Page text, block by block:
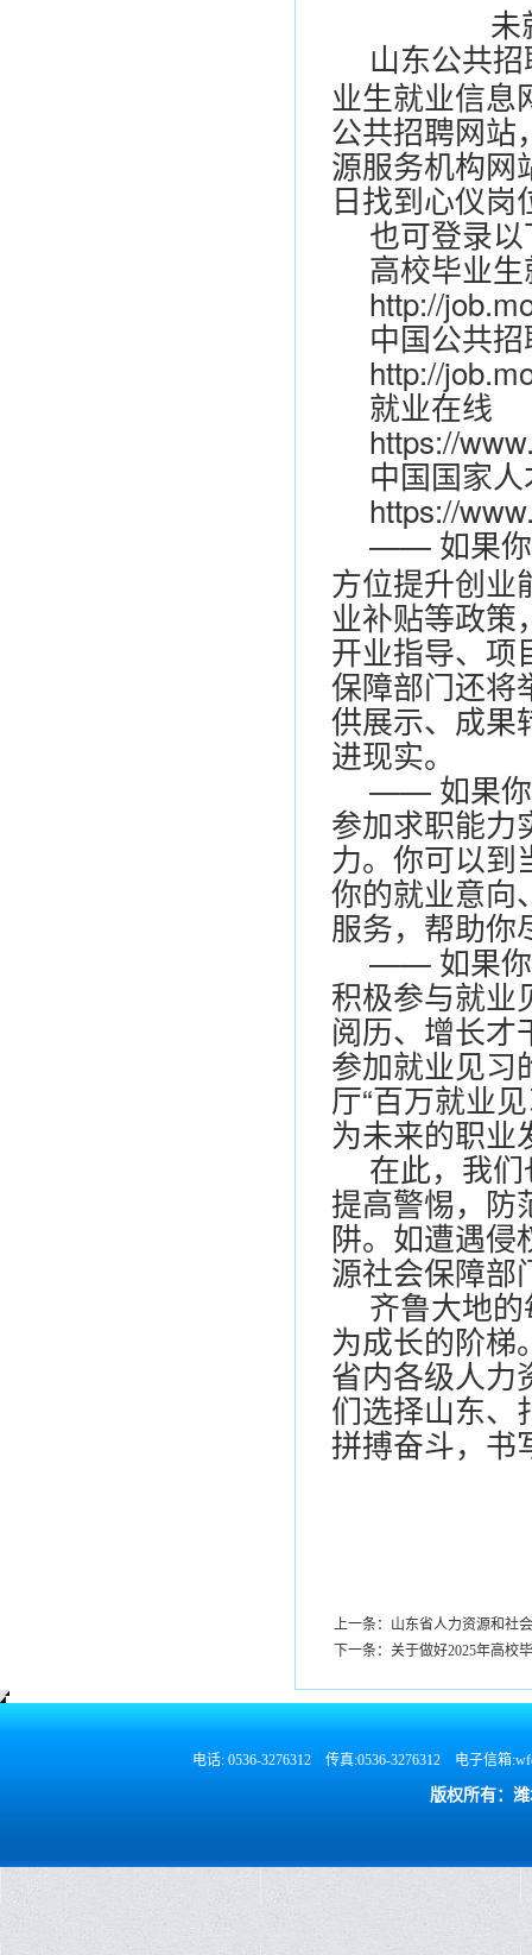
未
山东公共
业生就业信息
公共招聘网站
源服务机构网
日找到心仪岗
也可登录
高校毕业
http://
中国公共
http://
就业在线
https://
中国国家
https://
—— 如果你
方位提升创业
业补贴等政策
开业指导、项
保障部门还将
供展示、成果
进现实。
—— 如果你
参加求职能力
力。你可以到
你的就业意向
服务，帮助你
—— 如果你
积极参与就业
阅历、增长才
参加就业见习
厅“百万就业
为未来的职业
在此，我
提高警惕，防
阱。如遭遇侵
源社会保障部
齐鲁大地
为成长的阶梯
省内各级人力
们选择山东、
拼搏奋斗，书
上一条：山东省人力资源和社
下一条：关于做好2025年高校
电话: 0536-3276312 传真:0536-3276312 电子信箱
版权所有：